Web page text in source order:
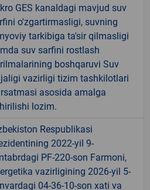
GES kanaldagi mavjud suv
o'zgartirmasligi, suvning
tarkibiga ta'sir qilmasligi
suv sarfini rostlash
boshqaruvi Suv
vazirligi tizim tashkilotlari
asosida amalga
lozim.
Respublikasi
2022-yil 9-
PF-220-son Farmoni,
vazirligining 2026-yil 5-
04-36-10-son xati va